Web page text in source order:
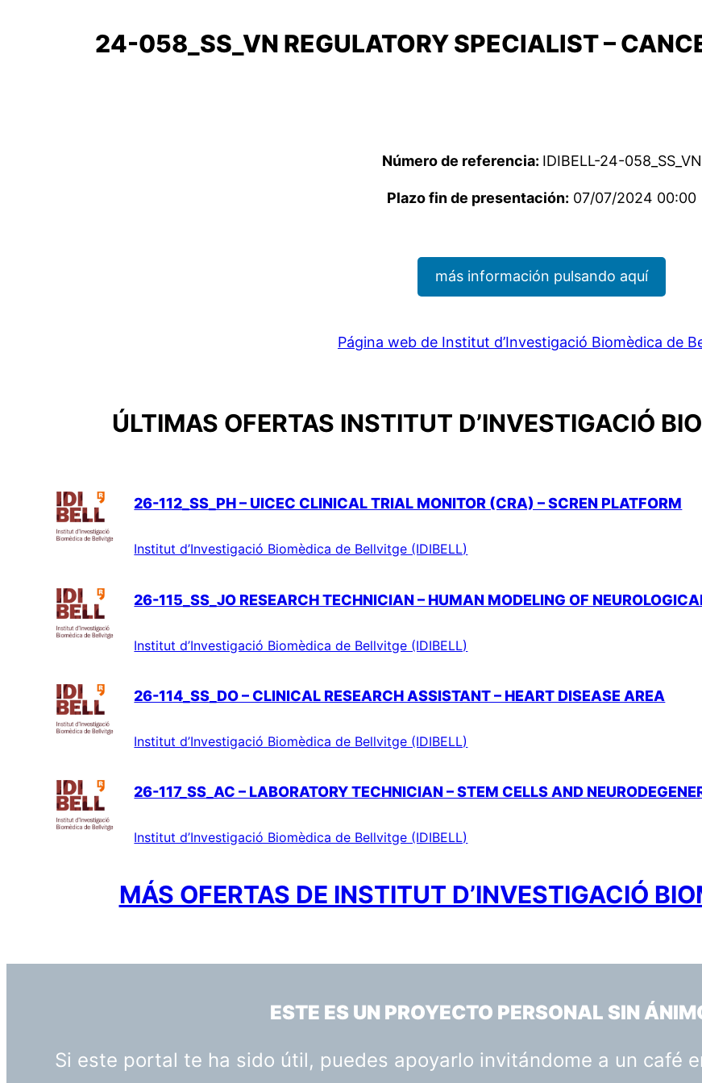
24-058_SS_VN REGULATORY SPECIALIST –
Número de referencia: IDIBELL-24-058_SS_VN
Plazo fin de presentación: 07/07/2024 00:00
más información pulsando aquí
Página web de Institut d’Investigació Biomèdica de
ÚLTIMAS OFERTAS INSTITUT D’INVESTIGACIÓ
26-112_SS_PH – UICEC CLINICAL TRIAL MONITOR (CRA) – SCREN PLATFORM
Institut d’Investigació Biomèdica de Bellvitge (IDIBELL)
26-115_SS_JO RESEARCH TECHNICIAN – HUMAN MODELING OF
Institut d’Investigació Biomèdica de Bellvitge (IDIBELL)
26-114_SS_DO – CLINICAL RESEARCH ASSISTANT – HEART DISEASE AREA
Institut d’Investigació Biomèdica de Bellvitge (IDIBELL)
26-117_SS_AC – LABORATORY TECHNICIAN – STEM CELLS AND
Institut d’Investigació Biomèdica de Bellvitge (IDIBELL)
MÁS OFERTAS DE INSTITUT D’INVESTIGACIÓ
ESTE ES UN PROYECTO PERSONAL SIN
Si este portal te ha sido útil, puedes apoyarlo invitándome a un café